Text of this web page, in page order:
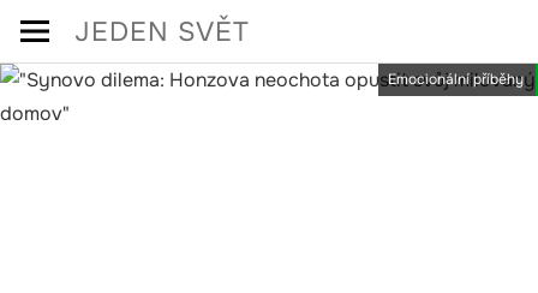
Skip
content
JEDEN SVĚT
Emocionální příběhy